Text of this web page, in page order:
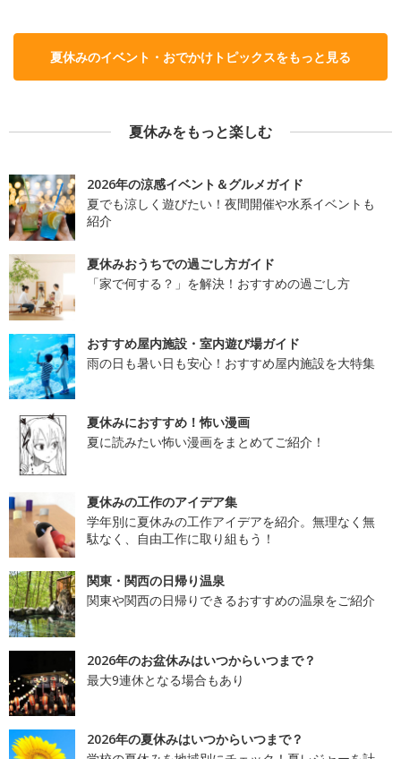
夏休みのイベント・おでかけトピックスをもっと見る
夏休みをもっと楽しむ
2026年の涼感イベント＆グルメガイド
夏でも涼しく遊びたい！夜間開催や水系イベントも
紹介
夏休みおうちでの過ごし方ガイド
「家で何する？」を解決！おすすめの過ごし方
おすすめ屋内施設・室内遊び場ガイド
雨の日も暑い日も安心！おすすめ屋内施設を大特集
夏休みにおすすめ！怖い漫画
夏に読みたい怖い漫画をまとめてご紹介！
夏休みの工作のアイデア集
学年別に夏休みの工作アイデアを紹介。無理なく無
駄なく、自由工作に取り組もう！
関東・関西の日帰り温泉
関東や関西の日帰りできるおすすめの温泉をご紹介
2026年のお盆休みはいつからいつまで？
最大9連休となる場合もあり
2026年の夏休みはいつからいつまで？